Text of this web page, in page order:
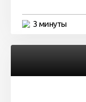
3 минуты